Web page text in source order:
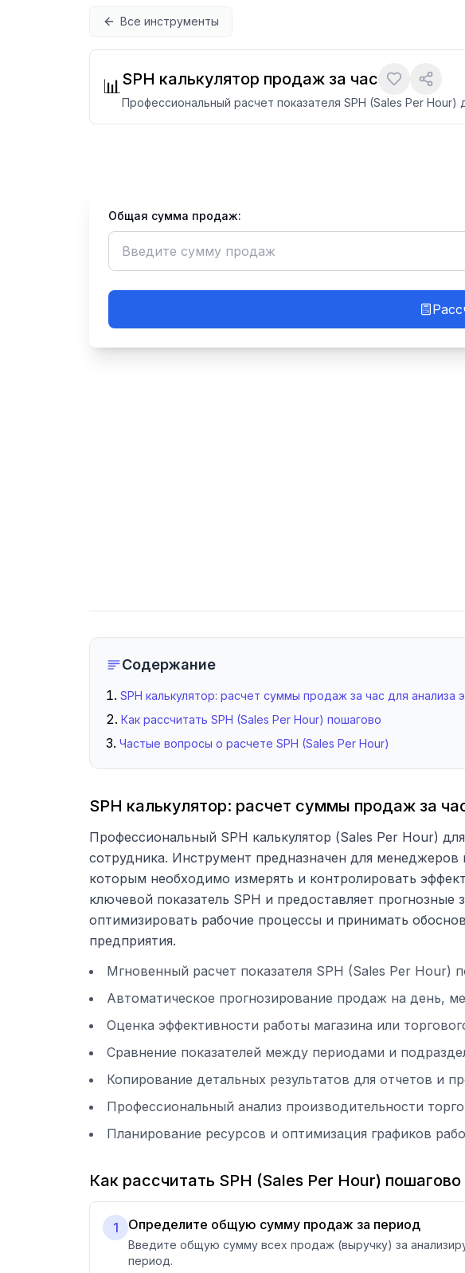
Все инструменты
📊SPH калькулятор продаж за час
Профессиональный расчет показателя SPH (Sales Per
Общая сумма продаж:
Содержание
SPH калькулятор: расчет суммы продаж за час для анализа
Как рассчитать SPH (Sales Per Hour) пошагово
Частые вопросы о расчете SPH (Sales Per Hour)
SPH калькулятор: расчет суммы продаж за
Профессиональный SPH калькулятор (Sales Per Hour)
сотрудника. Инструмент предназначен для
которым необходимо измерять и контролировать
ключевой показатель SPH и предоставляет
оптимизировать рабочие процессы и принимать
предприятия.
Мгновенный расчет показателя SPH (Sales Per
Автоматическое прогнозирование продаж на день,
Оценка эффективности работы магазина или
Сравнение показателей между периодами и
Копирование детальных результатов для отчетов и
Профессиональный анализ производительности
Планирование ресурсов и оптимизация графиков
Как рассчитать SPH (Sales Per Hour) пошагово
1 Определите общую сумму продаж за период
Введите общую сумму всех продаж (выручку) за
период.